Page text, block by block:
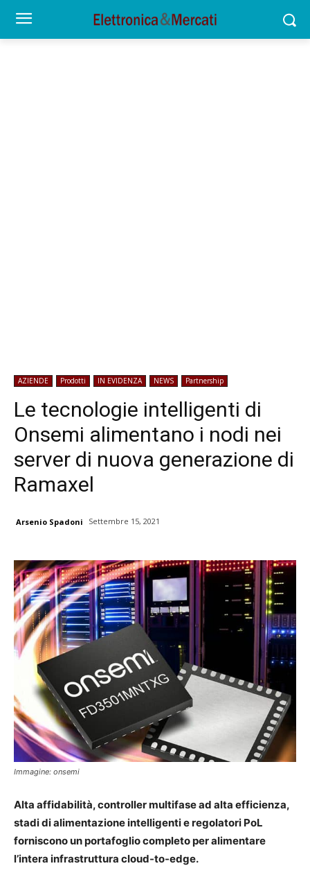
AZIENDE Prodotti IN EVIDENZA NEWS Partnership
Le tecnologie intelligenti di
Onsemi alimentano i nodi nei
server di nuova generazione di
Ramaxel
Arsenio Spadoni Settembre 15, 2021
Immagine: onsemi
Alta affidabilità, controller multifase ad alta efficienza,
stadi di alimentazione intelligenti e regolatori PoL
forniscono un portafoglio completo per alimentare
l’intera infrastruttura cloud-to-edge.